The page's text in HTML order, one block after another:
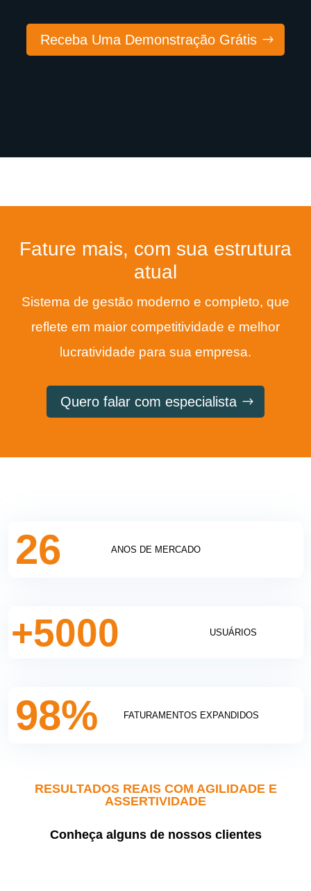
Receba Uma Demonstração Grátis
Fature mais, com sua estrutura
atual
Sistema de gestão moderno e completo, que
reflete em maior competitividade e melhor
lucratividade para sua empresa.
Quero falar com especialista
26 ANOS DE MERCADO
5000 USUÁRIOS
98% FATURAMENTOS EXPANDIDOS
RESULTADOS REAIS COM AGILIDADE E
ASSERTIVIDADE
Conheça alguns de nossos clientes